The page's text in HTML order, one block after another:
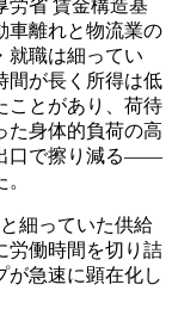
労省 賃金構造基
車離れと物流業の
就職は細ってい
間が長く所得は低
ことがあり、荷待
た身体的負荷の高
口で擦り減る――
細っていた供給
労働時間を切り詰
が急速に顕在化し